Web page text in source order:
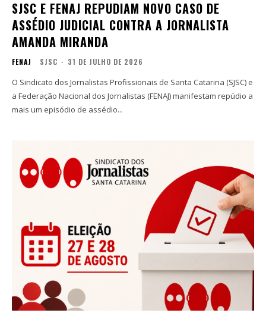
SJSC E FENAJ REPUDIAM NOVO CASO DE
ASSÉDIO JUDICIAL CONTRA A JORNALISTA
AMANDA MIRANDA
FENAJ SJSC - 31 DE JULHO DE 2026
O Sindicato dos Jornalistas Profissionais de Santa Catarina (SJSC) e
a Federação Nacional dos Jornalistas (FENAJ) manifestam repúdio a
mais um episódio de assédio...